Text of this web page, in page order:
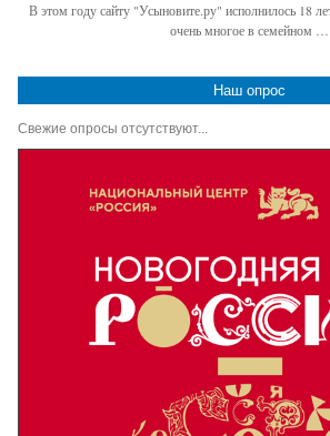
В этом году сайту "Усыновите.ру" исполнилось 18
очень многое в семейном …
Наш опрос
Свежие опросы отсутствуют...